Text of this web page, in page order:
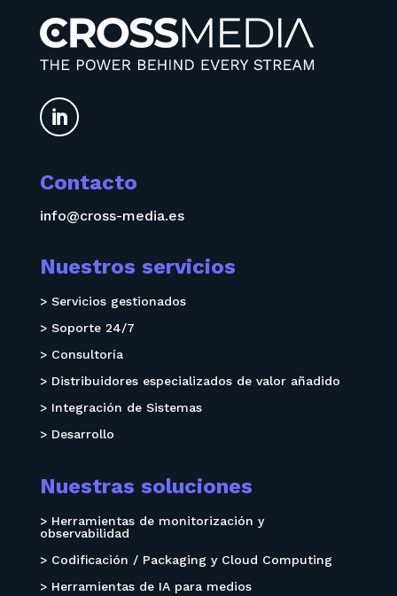

Contacto
info@cross-media.es
Nuestros servicios
> Servicios gestionados
> Soporte 24/7
> Consultoría
> Distribuidores especializados de valor añadido
> Integración de Sistemas
> Desarrollo
Nuestras soluciones
> Herramientas de monitorización y
observabilidad
> Codificación / Packaging y Cloud Computing
> Herramientas de IA para medios